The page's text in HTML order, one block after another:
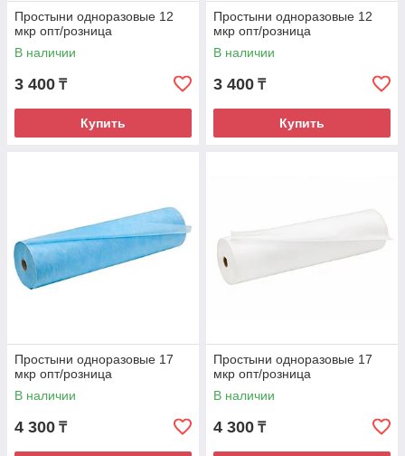
Простыни одноразовые 12
мкр опт/розница
В наличии
3 400 ₸
Купить
Простыни одноразовые 12
мкр опт/розница
В наличии
3 400 ₸
Купить
Простыни одноразовые 17
мкр опт/розница
В наличии
4 300 ₸
Простыни одноразовые 17
мкр опт/розница
В наличии
4 300 ₸